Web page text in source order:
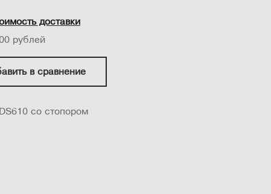
доставки
рублей
в сравнение
со стопором